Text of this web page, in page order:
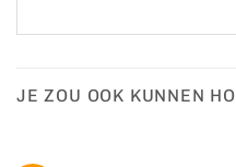
JE ZOU OOK KUNNEN